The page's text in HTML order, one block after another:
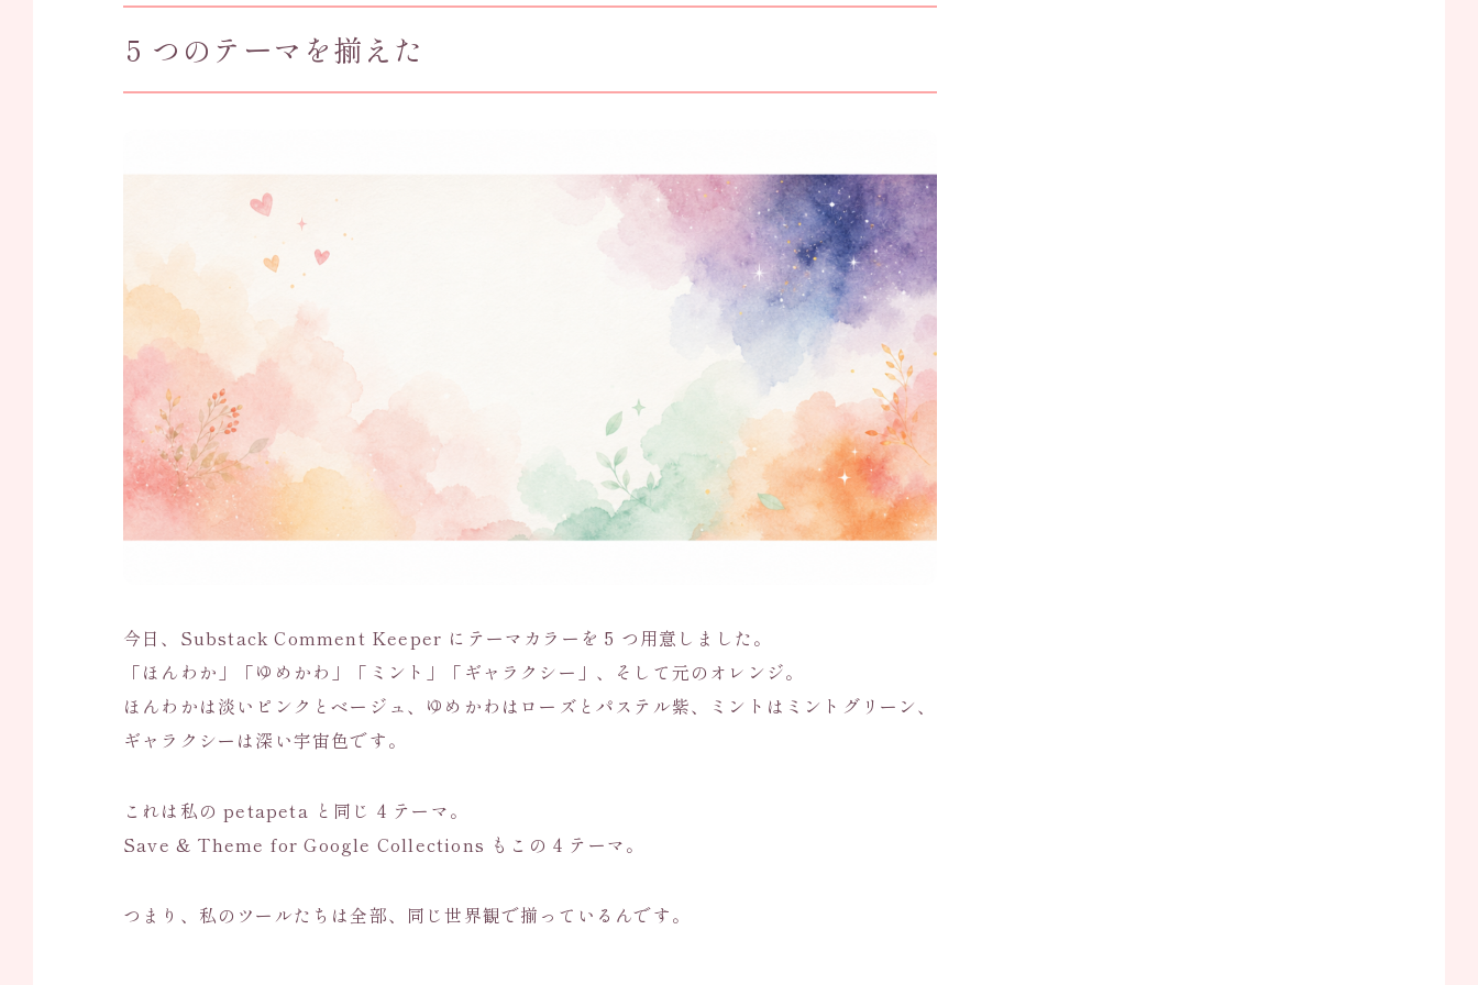
5 つのテーマを揃えた
今日、Substack Comment Keeper にテーマカラーを 5 つ用意しました。
「ほんわか」「ゆめかわ」「ミント」「ギャラクシー」、そして元のオレンジ。
ほんわかは淡いピンクとベージュ、ゆめかわはローズとパステル紫、ミントはミントグリーン、
ギャラクシーは深い宇宙色です。
これは私の petapeta と同じ 4 テーマ。
Save & Theme for Google Collections もこの 4 テーマ。
つまり、私のツールたちは全部、同じ世界観で揃っているんです。